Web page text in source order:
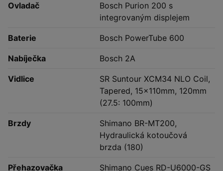
Ovladač
Bosch Purion 200 s
integrovaným displejem
Baterie Bosch PowerTube 600
Nabíječka Bosch 2A
Vidlice
SR Suntour XCM34 NLO Coil,
Tapered, 15x110mm, 120mm
(27.5: 100mm)
Brzdy
Shimano BR-MT200,
Hydraulická kotoučová
brzda (180)
Přehazovačka Shimano Cues RD-U6000-GS